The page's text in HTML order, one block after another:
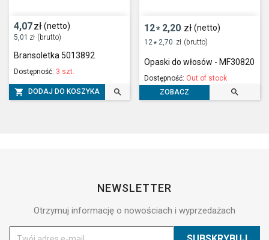
4,07zł (netto)
5,01 zł (brutto)
Bransoletka 5013892
Dostępność: 3 szt.
 DODAJ DO KOSZYKA 
12* 2,20 zł (netto)
12* 2,70 zł (brutto)
Opaski do włosów - MF30820
Dostępność: Out of stock
ZOBACZ

NEWSLETTER
Otrzymuj informację o nowościach i wyprzedażach